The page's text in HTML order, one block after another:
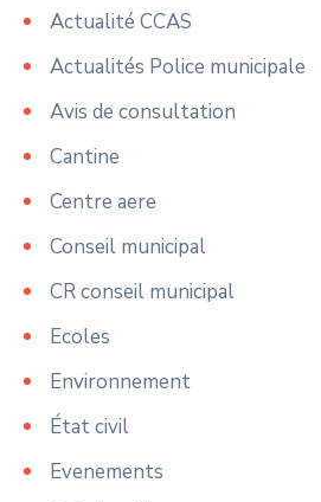
Actualité CCAS
Actualités Police municipale
Avis de consultation
Cantine
Centre aere
Conseil municipal
CR conseil municipal
Ecoles
Environnement
État civil
Evenements